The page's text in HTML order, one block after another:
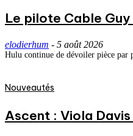
Le pilote Cable
elodierhum - 5 août 2026
Hulu continue de dévoiler pièce par
Nouveautés
Ascent : Viola